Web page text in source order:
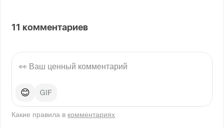
11 комментариев
😊
Какие правила в комментариях